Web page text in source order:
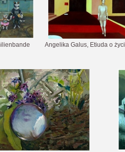
Angelika Galus, Etiuda o